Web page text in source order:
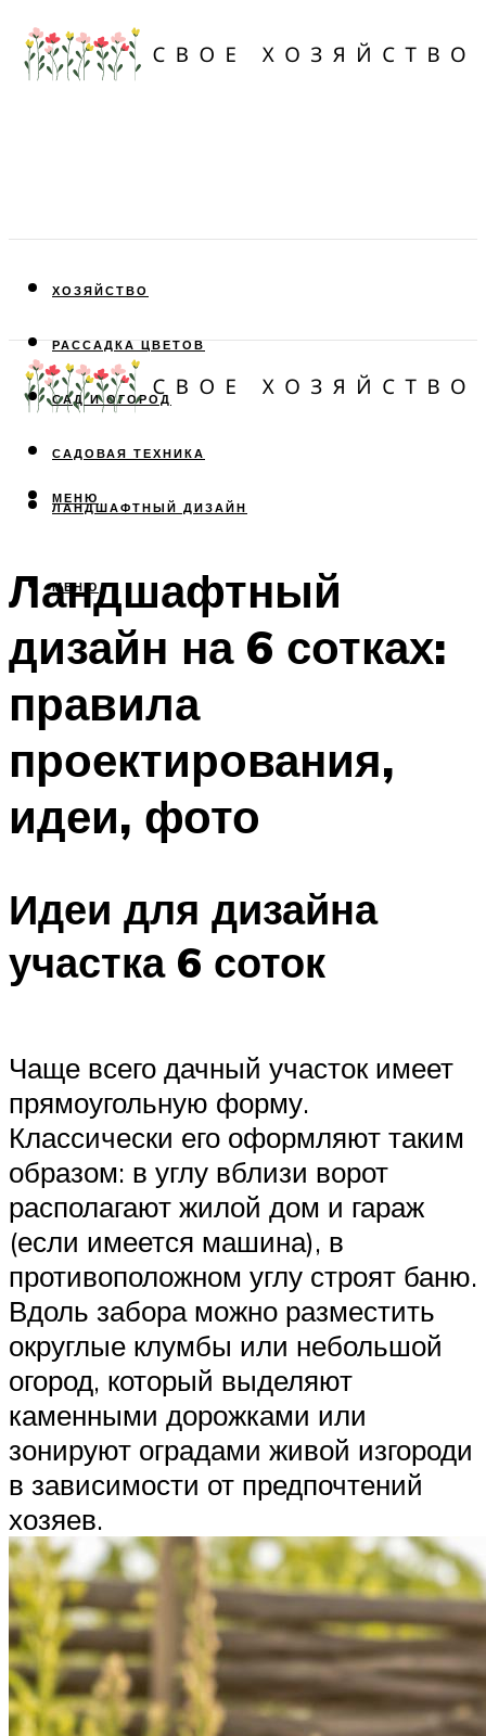
ХОЗЯЙСТВО
РАССАДКА ЦВЕТОВ
САД И ОГОРОД
САДОВАЯ ТЕХНИКА
ЛАНДШАФТНЫЙ ДИЗАЙН
МЕНЮ
МЕНЮ
Ландшафтный
дизайн на 6 сотках:
правила
проектирования,
идеи, фото
Идеи для дизайна
участка 6 соток
Чаще всего дачный участок имеет
прямоугольную форму.
Классически его оформляют таким
образом: в углу вблизи ворот
располагают жилой дом и гараж
(если имеется машина), в
противоположном углу строят баню.
Вдоль забора можно разместить
округлые клумбы или небольшой
огород, который выделяют
каменными дорожками или
зонируют оградами живой изгороди
в зависимости от предпочтений
хозяев.